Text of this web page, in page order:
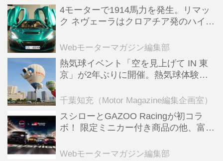
4モーターで1914馬力を発生。リマッ
ク ネヴェーラはクロアチア発のハイパ
全版／115】
Webモーターマガジン編集部
熱気球イベント「空を見上げて IN 東
京」が2年ぶりに開催。熱気球体験搭
ンテンツも
千葉知充（Motor Magazine編集企画室）
スシローとGAZOO Racingが初コラ
ボ！ 限定ミニカー付き商品の他、富士
る抽選企画などを展開
Webモーターマガジン編集部